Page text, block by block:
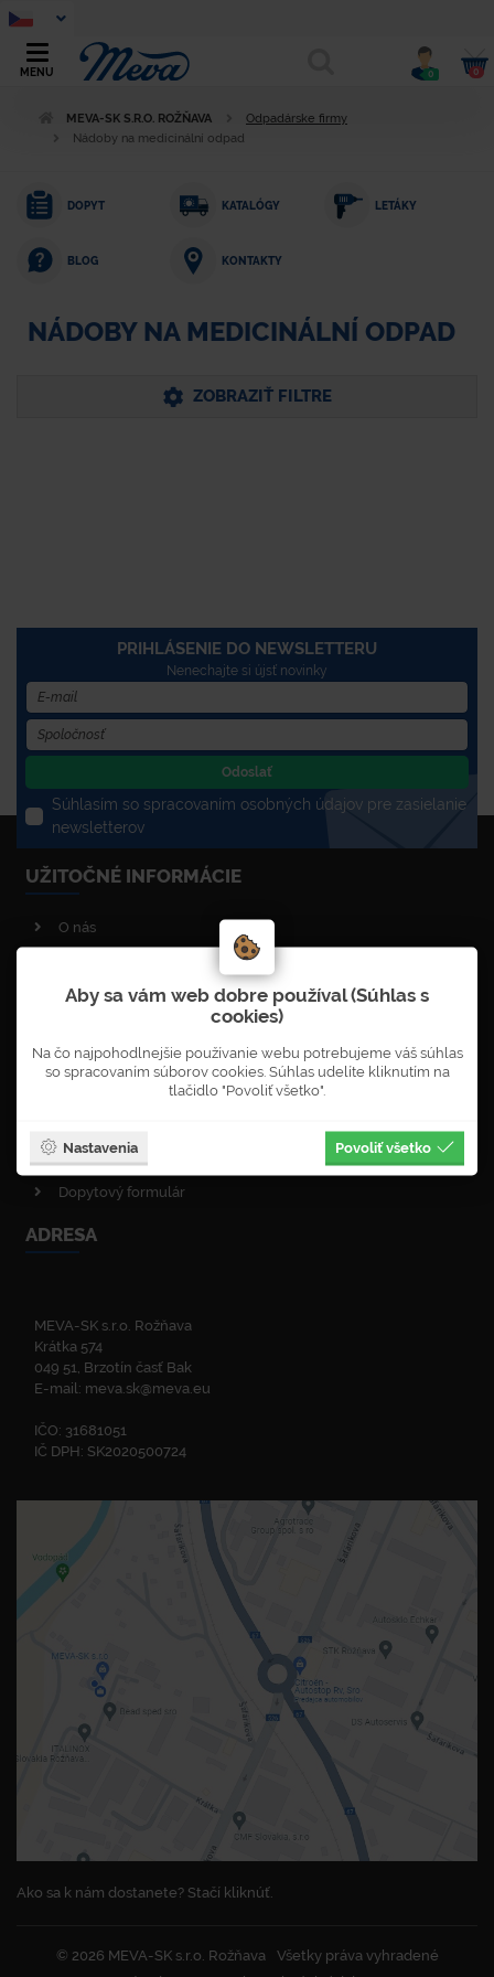
MENU 0 0
MEVA-SK S.R.O. ROŽŇAVA
Odpadárske firmy
Nádoby na medicinální odpad
DOPYT KATALÓGY LETÁKY
BLOG KONTAKTY
NÁDOBY NA MEDICINÁLNÍ ODPAD
ZOBRAZIŤ FILTRE
PRIHLÁSENIE DO NEWSLETTERU
Nenechajte si újsť novinky
Odoslať
Súhlasím so spracovaním osobných údajov pre zasielanie
newsletterov
UŽITOČNÉ INFORMÁCIE
O nás
Objednávka newsletterů
Obnova lesa
Enviromentálna politika
ISO certifikáty
Zelená linka
Dopytový formulár
ADRESA
MEVA-SK s.r.o. Rožňava
Krátka 574
049 51, Brzotín časť Bak
E-mail: meva.sk@meva.eu
IČO: 31681051
IČ DPH: SK2020500724
Ako sa k nám dostanete? Stačí kliknúť.
© 2026 MEVA-SK s.r.o. Rožňava
Všetky práva vyhradené
Aby sa vám web dobre používal (Súhlas s
cookies)
Na čo najpohodlnejšie používanie webu potrebujeme váš súhlas
so spracovaním súborov cookies. Súhlas udelíte kliknutím na
tlačidlo "Povoliť všetko".
Nastavenia Povoliť všetko